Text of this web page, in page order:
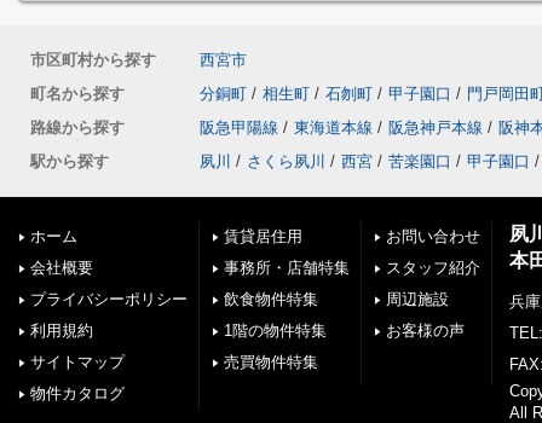
市区町村から探す
西宮市
町名から探す
分銅町 / 相生町 / 石刎町 / 甲子園口 / 門戸岡田
路線から探す
阪急甲陽線 / 東海道本線 / 阪急神戸本線 / 阪神
駅から探す
夙川 / さくら夙川 / 西宮 / 苦楽園口 / 甲子園口 /
ホーム
会社概要
プライバシーポリシー
利用規約
サイトマップ
物件カタログ
賃貸居住用
事務所・店舗特集
飲食物件特集
1階の物件特集
売買物件特集
お問い合わせ
スタッフ紹介
周辺施設
お客様の声
夙
本
兵
All